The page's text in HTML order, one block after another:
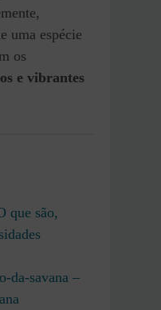
uma espécie
os
e vibrantes
que são,
da-savana –